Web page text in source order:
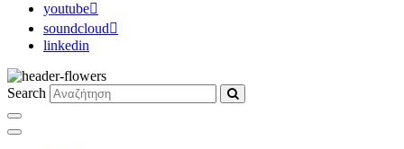
youtube
soundcloud
linkedin
Search